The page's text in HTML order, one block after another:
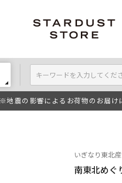
※地震の影響によるお荷物のお届け
いぎなり東北産
南東北めぐ